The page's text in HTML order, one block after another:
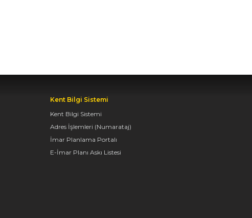
Kent Bilgi Sistemi
Kent Bilgi Sistemi
Adres İşlemleri (Numarataj)
İmar Planlama Portalı
E-İmar Planı Askı Listesi